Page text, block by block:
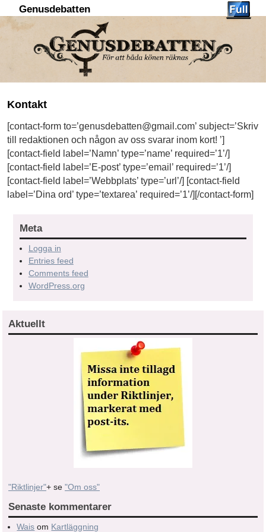
Genusdebatten
Kontakt
[contact-form to=’genusdebatten@gmail.com’ subject=’Skriv
till redaktionen och någon av oss svarar inom kort! ’]
[contact-field label=’Namn’ type=’name’ required=’1’/]
[contact-field label=’E-post’ type=’email’ required=’1’/]
[contact-field label=’Webbplats’ type=’url’/] [contact-field
label=’Dina ord’ type=’textarea’ required=’1’/][/contact-form]
Meta
Logga in
Entries feed
Comments feed
WordPress.org
Aktuellt
"Riktlinjer"+ se "Om oss"
Senaste kommentarer
Wais om Kartläggning